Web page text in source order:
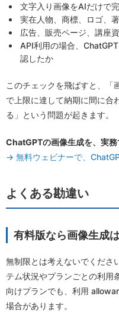
文字入り画像をAIだけで
実在人物、商標、ロゴ、
広告、販売ページ、講座
API利用の場合、
認したか
このチェックを飛ばすと、「
で上限に達して納期に間に合
る」という問題が起きます。
ChatGPTの画像生成を、実務
→ 無料ウェビナーで、
よくある勘違い
有料版なら画像生成
無制限とは考えないでくださ
テム状況やプランごとの利用
向けプランでも、利用
場合があります。